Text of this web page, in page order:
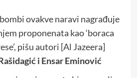
ovakve naravi nagrađuje
proponenata kao ‘boraca
pišu autori [Al Jazeera]
i Ensar Eminović